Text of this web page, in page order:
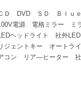
Ｄ DVD ＳＤ Ｂｌｕ
電源 電格ミラー ミラ
ヘッドライト 社外
ジェントキー オートラ
コン リア―ヒーター 社